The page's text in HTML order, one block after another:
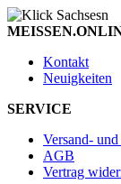
Kontakt
Neuigkeiten
SERVICE
Versand-
AGB
Vertrag